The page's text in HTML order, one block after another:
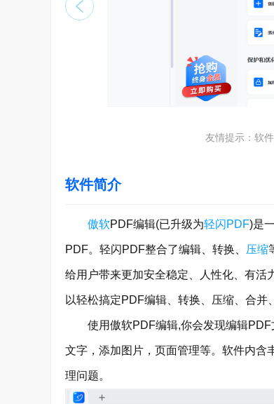
友情提示：软
软件简介
傲软PDF编辑(已升级为轻闪PDF)是
PDF。轻闪PDF整合了编辑、转换、 压缩
给用户带来更加安全稳定、人性化、有活
以轻松搞定PDF编辑、转换、压缩、合并
使用傲软PDF编辑,你会发现编辑PDF
文字，添加图片，页面管理等。软件内含
理问题。